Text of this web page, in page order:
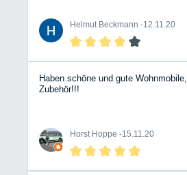
Helmut Beckmann -12.11.20
Haben schöne und gute
Zubehör!!!
Horst Hoppe -15.11.20